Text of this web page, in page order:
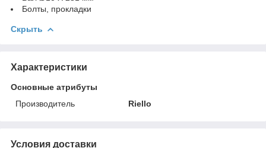
Болты, прокладки
Скрыть
Характеристики
Основные атрибуты
Производитель
Riello
Условия доставки